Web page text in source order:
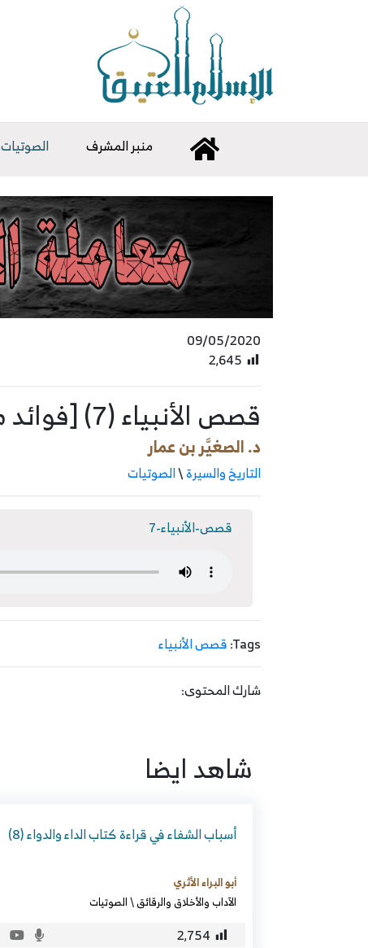
منبر المشرف الصوتيات
09/05/2020
2٬645
قصص الأنبياء (7) [فوائد من قصة يوسف -عليه السلام-]
د. الصغيَّر بن عمار
التاريخ والسيرة\الصوتيات
قصص-الأنبياء-7
Tags: قصص الأنبياء
شارك المحتوى:
شاهد ايضا
أسباب الشفاء في قراءة كتاب الداء والدواء (8)
أبو البراء الأثري
الآداب والأخلاق والرقائق\الصوتيات
2٬754